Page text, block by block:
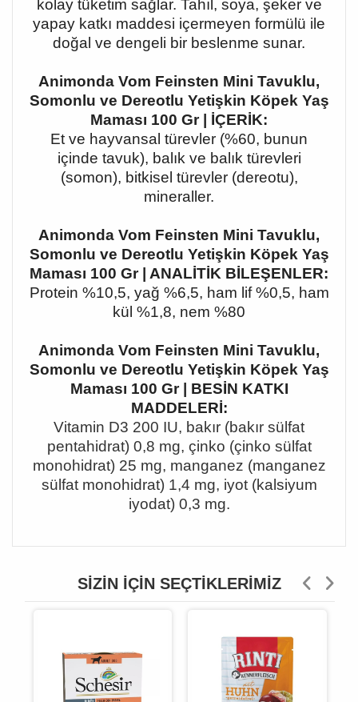
kolay tüketim sağlar. Tahıl, soya, şeker ve
yapay katkı maddesi içermeyen formülü ile
doğal ve dengeli bir beslenme sunar.
Animonda Vom Feinsten Mini Tavuklu,
Somonlu ve Dereotlu Yetişkin Köpek Yaş
Maması 100 Gr | İÇERİK:
Et ve hayvansal türevler (%60, bunun
içinde tavuk), balık ve balık türevleri
(somon), bitkisel türevler (dereotu),
mineraller.
Animonda Vom Feinsten Mini Tavuklu,
Somonlu ve Dereotlu Yetişkin Köpek Yaş
Maması 100 Gr | ANALİTİK BİLEŞENLER:
Protein %10,5, yağ %6,5, ham lif %0,5, ham
kül %1,8, nem %80
Animonda Vom Feinsten Mini Tavuklu,
Somonlu ve Dereotlu Yetişkin Köpek Yaş
Maması 100 Gr | BESİN KATKI
MADDELERİ:
Vitamin D3 200 IU, bakır (bakır sülfat
pentahidrat) 0,8 mg, çinko (çinko sülfat
monohidrat) 25 mg, manganez (manganez
sülfat monohidrat) 1,4 mg, iyot (kalsiyum
iyodat) 0,3 mg.
SIZIN İÇIN SEÇTIKLERIMIZ